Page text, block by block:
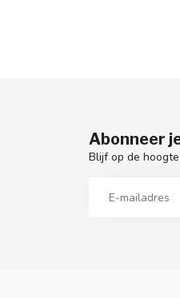
Abonneer
Blijf op de